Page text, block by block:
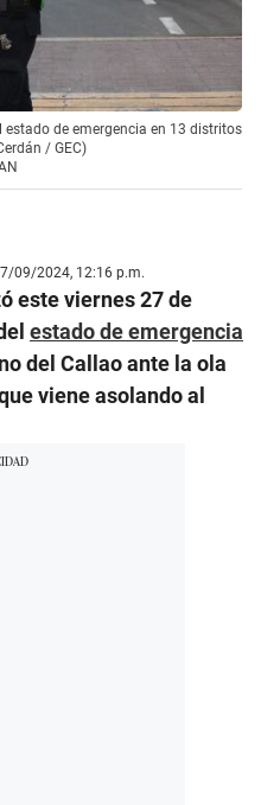
de emergencia en 13 distritos
/ GEC)
09/2024, 12:16 p.m.
este viernes 27 de
estado de emergencia
del Callao ante la ola
viene asolando al